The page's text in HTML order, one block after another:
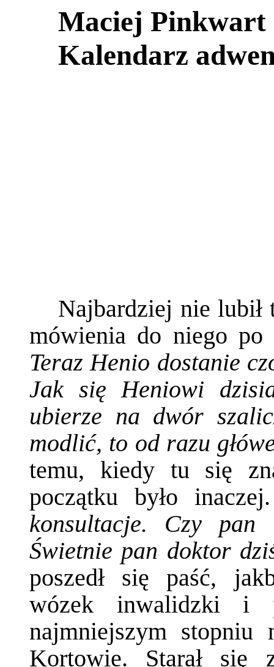
Maciej Pinkwart
Kalendarz
Najbardziej nie lubił
mówienia do niego
Teraz Henio dostanie
Jak się Heniowi
ubierze na dwór
modlić, to od razu
temu, kiedy tu się
początku było
konsultacje. Czy pan
Świetnie pan doktor
poszedł się paść,
wózek inwalidzki i
najmniejszym stopniu
Kortowie. Starał się